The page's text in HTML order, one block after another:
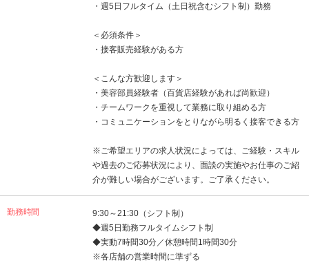
・週5日フルタイム（土日祝含むシフト制）勤務
＜必須条件＞
・接客販売経験がある方
＜こんな方歓迎します＞
・美容部員経験者（百貨店経験があれば尚歓迎）
・チームワークを重視して業務に取り組める方
・コミュニケーションをとりながら明るく接客できる方
※ご希望エリアの求人状況によっては、ご経験・スキル
や過去のご応募状況により、面談の実施やお仕事のご紹
介が難しい場合がございます。ご了承ください。
勤務時間
9:30～21:30（シフト制）
◆週5日勤務フルタイムシフト制
◆実動7時間30分／休憩時間1時間30分
※各店舗の営業時間に準ずる